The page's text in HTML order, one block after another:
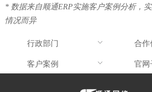
* 数据来自顺通ERP实施客户案例分析，
情况而异
行政部门
合
客户案例
官